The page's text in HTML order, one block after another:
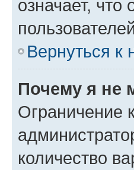
означает,
Вернуться к
Почему я не
Ограничение
количество